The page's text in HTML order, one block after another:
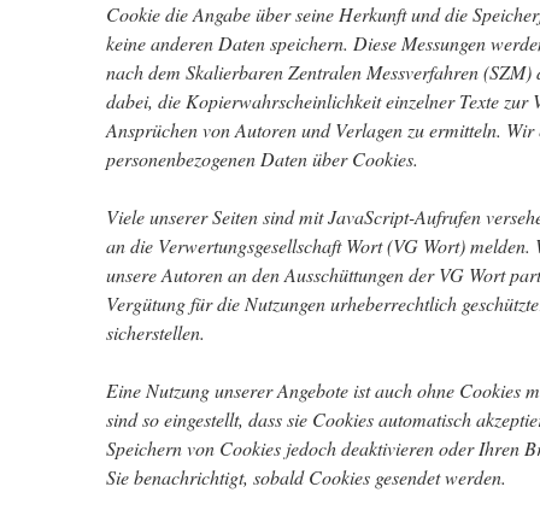
Cookie die Angabe über seine Herkunft und die
keine anderen Daten speichern. Diese Messungen
nach dem Skalierbaren Zentralen Messverfahren (SZM)
dabei, die Kopierwahrscheinlichkeit einzelner Texte zur
Ansprüchen von Autoren und Verlagen zu ermitteln. Wir
personenbezogenen Daten über Cookies.
Viele unserer Seiten sind mit JavaScript-Aufrufen
an die Verwertungsgesellschaft Wort (VG Wort)
unsere Autoren an den Ausschüttungen der VG Wort
Vergütung für die Nutzungen urheberrechtlich
sicherstellen.
Eine Nutzung unserer Angebote ist auch ohne Cookies
sind so eingestellt, dass sie Cookies automatisch
Speichern von Cookies jedoch deaktivieren oder Ihren
Sie benachrichtigt, sobald Cookies gesendet werden.